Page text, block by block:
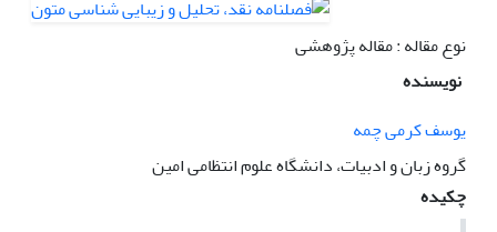
نوع مقاله : مقاله پژوهشی
نویسنده
یوسف کرمی چمه
گروه زبان و ادبیات، دانشگاه علوم انتظامی امین
چکیده